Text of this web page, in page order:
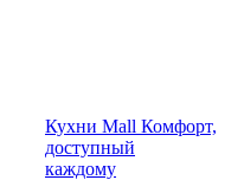
Кухни Mall Комфорт,
доступный
каждому